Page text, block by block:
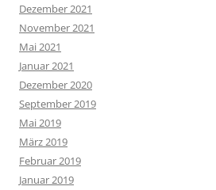
Dezember 2021
November 2021
Mai 2021
Januar 2021
Dezember 2020
September 2019
Mai 2019
März 2019
Februar 2019
Januar 2019